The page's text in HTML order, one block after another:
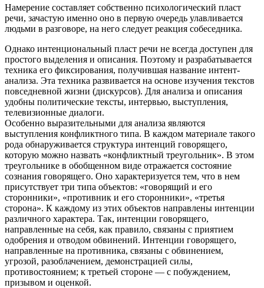
Намерение составляет собственно психологический пласт
речи, зачастую именно оно в первую очередь улавливается
людьми в разговоре, на него следует реакция собеседника.
Однако интенциональный пласт речи не всегда доступен для
простого выделения и описания. Поэтому и разрабатывается
техника его фиксирования, получившая название интент-
анализа. Эта техника развивается на основе изучения текстов
повседневной жизни (дискурсов). Для анализа и описания
удобны политические тексты, интервью, выступления,
телевизионные диалоги.
Особенно выразительными для анализа являются
выступления конфликтного типа. В каждом материале такого
рода обнаруживается структура интенций говорящего,
которую можно назвать «конфликтный треугольник». В этом
треугольнике в обобщенном виде отражается состояние
сознания говорящего. Оно характеризуется тем, что в нем
присутствует три типа объектов: «говорящий и его
сторонники», «противник и его сторонники», «третья
сторона». К каждому из этих объектов направлены интенции
различного характера. Так, интенции говорящего,
направленные на себя, как правило, связаны с приятием
одобрения и отводом обвинений. Интенции говорящего,
направленные на противника, связаны с обвинением,
угрозой, разоблачением, демонстрацией силы,
противостоянием; к третьей стороне — с побуждением,
призывом и оценкой.